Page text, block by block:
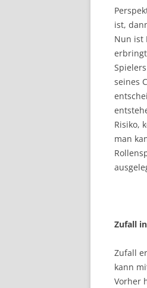
ist,
Nun ist
seines
Risiko,
man
Zufall
Zufall
kann
Vorher